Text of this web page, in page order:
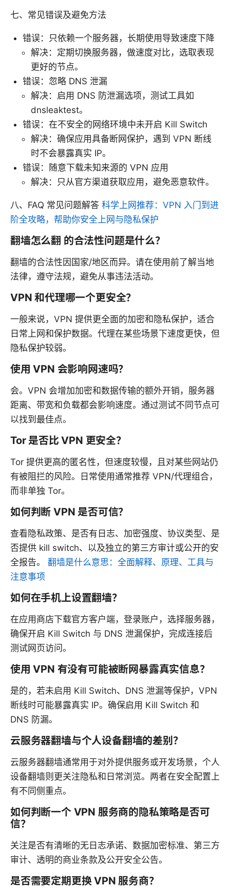
七、常见错误及避免方法
错误：只依赖一个服务器，长期使用导致速度下降
解决：定期切换服务器，做速度对比，选取表现
更好的节点。
错误：忽略 DNS 泄漏
解决：启用 DNS 防泄漏选项，测试工具如
dnsleaktest。
错误：在不安全的网络环境中未开启 Kill Switch
解决：确保应用具备断网保护，遇到 VPN 断线
时不会暴露真实 IP。
错误：随意下载未知来源的 VPN 应用
解决：只从官方渠道获取应用，避免恶意软件。
八、FAQ 常见问题解答 科学上网推荐：VPN 入门到进
阶全攻略，帮助你安全上网与隐私保护
翻墙怎么翻 的合法性问题是什么？
翻墙的合法性因国家/地区而异。请在使用前了解当地
法律，遵守法规，避免从事违法活动。
VPN 和代理哪一个更安全？
一般来说，VPN 提供更全面的加密和隐私保护，适合
日常上网和保护数据。代理在某些场景下速度更快，但
隐私保护较弱。
使用 VPN 会影响网速吗？
会。VPN 会增加加密和数据传输的额外开销，服务器
距离、带宽和负载都会影响速度。通过测试不同节点可
以找到最佳点。
Tor 是否比 VPN 更安全？
Tor 提供更高的匿名性，但速度较慢，且对某些网站仍
有被阻拦的风险。日常使用通常推荐 VPN/代理组合，
而非单独 Tor。
如何判断 VPN 是否可信？
查看隐私政策、是否有日志、加密强度、协议类型、是
否提供 kill switch、以及独立的第三方审计或公开的安
全报告。 翻墙是什么意思：全面解释、原理、工具与
注意事项
如何在手机上设置翻墙？
在应用商店下载官方客户端，登录账户，选择服务器，
确保开启 Kill Switch 与 DNS 泄漏保护，完成连接后
测试网页访问。
使用 VPN 有没有可能被断网暴露真实信息？
是的，若未启用 Kill Switch、DNS 泄漏等保护，VPN
断线时可能暴露真实 IP。确保启用 Kill Switch 和
DNS 防漏。
云服务器翻墙与个人设备翻墙的差别？
云服务器翻墙通常用于对外提供服务或开发场景，个人
设备翻墙则更关注隐私和日常浏览。两者在安全配置上
有不同侧重点。
如何判断一个 VPN 服务商的隐私策略是否可
信？
关注是否有清晰的无日志承诺、数据加密标准、第三方
审计、透明的商业条款及公开安全公告。
是否需要定期更换 VPN 服务商？